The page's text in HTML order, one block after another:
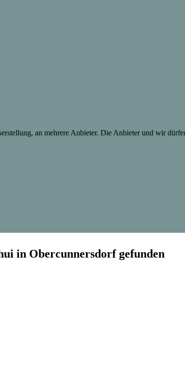
an mehrere Anbieter. Die Anbieter und wir
in Obercunnersdorf gefunden